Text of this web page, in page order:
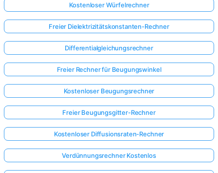
Hier
anmelden!
Kostenloser Würfelrechner
Freier Dielektrizitätskonstanten-Rechner
Differentialgleichungsrechner
Freier Rechner für Beugungswinkel
Kostenloser Beugungsrechner
Freier Beugungsgitter-Rechner
Kostenloser Diffusionsraten-Rechner
Verdünnungsrechner Kostenlos